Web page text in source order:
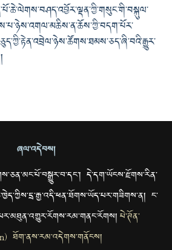
ཞལ་འདེབས།
དེ་དག་ཡོངས་རྫོགས་རིན་
ང་
པེ་ཊོན་
ཐོག་ནས་རམ་འདེགས་གནོངས།